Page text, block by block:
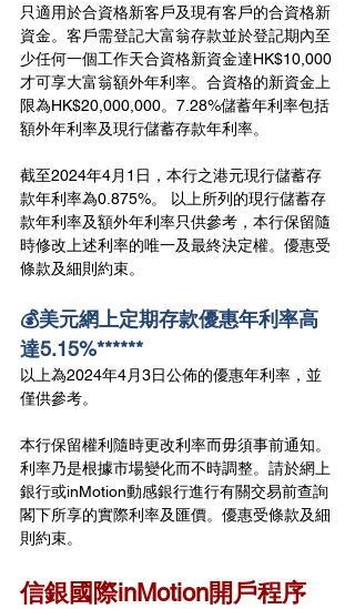
只適用於合資格新客戶及現有客戶的合資格新
資金。客戶需登記大富翁存款並於登記期內至
少任何一個工作天合資格新資金達HK$10,000
才可享大富翁額外年利率。合資格的新資金上
限為HK$20,000,000。7.28%儲蓄年利率包括
額外年利率及現行儲蓄存款年利率。
截至2024年4月1日，本行之港元現行儲蓄存
款年利率為0.875%。 以上所列的現行儲蓄存
款年利率及額外年利率只供參考，本行保留隨
時修改上述利率的唯一及最終決定權。優惠受
條款及細則約束。
💰美元網上定期存款優惠年利率高
達5.15%******
以上為2024年4月3日公佈的優惠年利率，並
僅供參考。
本行保留權利隨時更改利率而毋須事前通知。
利率乃是根據市場變化而不時調整。請於網上
銀行或inMotion動感銀行進行有關交易前查詢
閣下所享的實際利率及匯價。優惠受條款及細
則約束。
信銀國際inMotion開戶程序